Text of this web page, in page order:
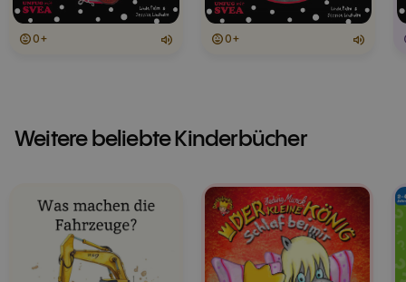
0+ 0+
Weitere beliebte Kinderbücher